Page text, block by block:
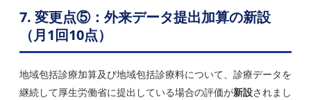
7. 変更点⑤：外来データ提出加算の新設
（月1回10点）
地域包括診療加算及び地域包括診療料について、診療データを
継続して厚生労働省に提出している場合の評価が新設されまし